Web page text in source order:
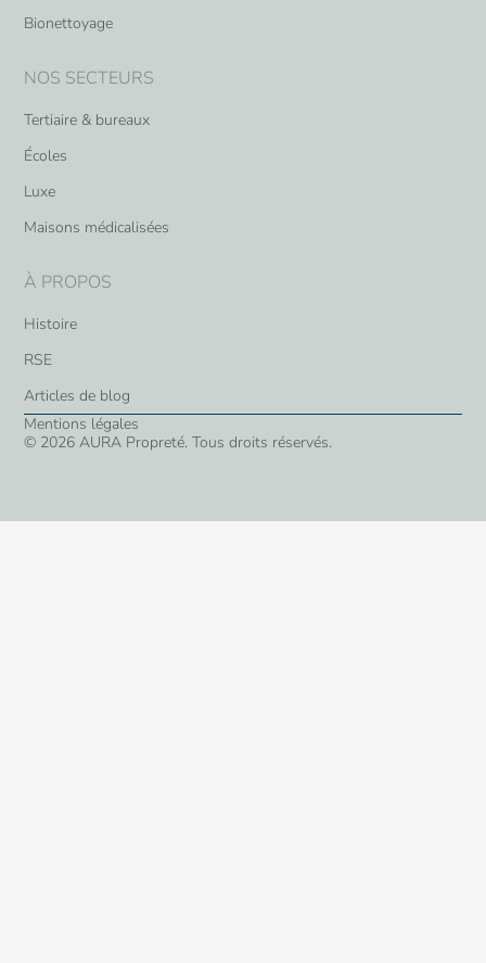
Bionettoyage
NOS SECTEURS
Tertiaire & bureaux
Écoles
Luxe
Maisons médicalisées
À PROPOS
Histoire
RSE
Articles de blog
© 2026 AURA Propreté. Tous droits réservés.
Mentions légales